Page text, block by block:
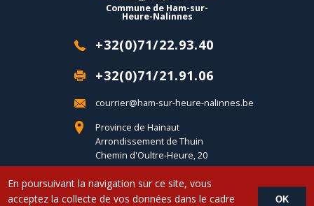
Commune de Ham-sur-
Heure-Nalinnes
+32(0)71/22.93.40
+32(0)71/21.91.06
courrier@ham-sur-heure-nalinnes.be
Province de Hainaut
Arrondissement de Thuin
Chemin d'Oultre-Heure, 20
B-6120 Ham-sur-Heure
Copyright © 2017 Commune d'Ham-sur-Heure-Nalinnes - Developed by
En poursuivant la navigation sur ce site, vous
acceptez la collecte de vos données dans le cadre
OK